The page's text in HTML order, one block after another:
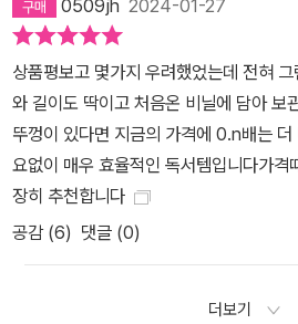
0509jh 2024-01-27
상품평보고 몇가지 우려했었는데 전혀
와 길이도 딱이고 처음온 비닐에 담아 보
뚜껑이 있다면 지금의 가격에 0.n배는
요없이 매우 효율적인 독서템입니다가격
장히 추천합니다
공감 (6) 댓글 (0)
더보기